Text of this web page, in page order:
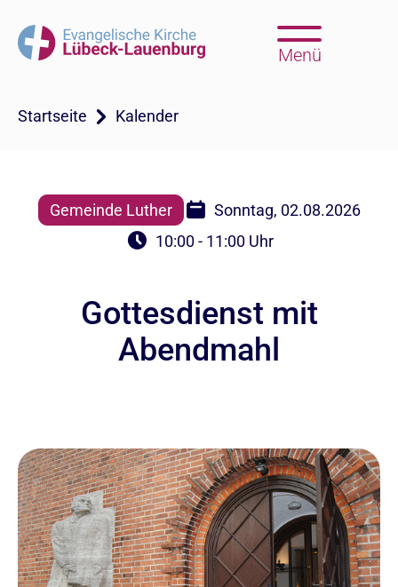
Menü
Startseite Kalender
Gemeinde Luther
Sonntag, 02.08.2026
10:00 - 11:00 Uhr
Gottesdienst mit
Abendmahl